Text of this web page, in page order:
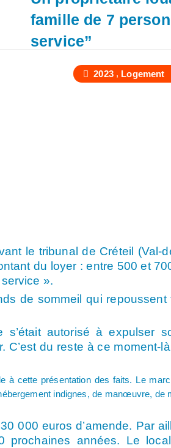
2023, Logement
famille de 7
service”
le tribunal de Créteil (Val-
du loyer : entre 500 et
».
de sommeil qui repoussent
autorisé à expulser
du reste à ce moment-
à cette présentation des faits. Le
indignes, de manœuvre, de
000 euros d’amende. Par
prochaines années. Le